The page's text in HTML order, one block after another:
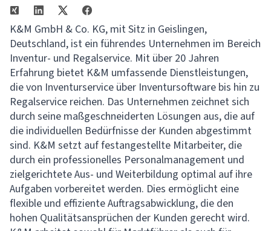
K&M GmbH & Co. KG, mit Sitz in Geislingen,
Deutschland, ist ein führendes Unternehmen im Bereich
Inventur- und Regalservice. Mit über 20 Jahren
Erfahrung bietet K&M umfassende Dienstleistungen,
die von Inventurservice über Inventursoftware bis hin zu
Regalservice reichen. Das Unternehmen zeichnet sich
durch seine maßgeschneiderten Lösungen aus, die auf
die individuellen Bedürfnisse der Kunden abgestimmt
sind. K&M setzt auf festangestellte Mitarbeiter, die
durch ein professionelles Personalmanagement und
zielgerichtete Aus- und Weiterbildung optimal auf ihre
Aufgaben vorbereitet werden. Dies ermöglicht eine
flexible und effiziente Auftragsabwicklung, die den
hohen Qualitätsansprüchen der Kunden gerecht wird.